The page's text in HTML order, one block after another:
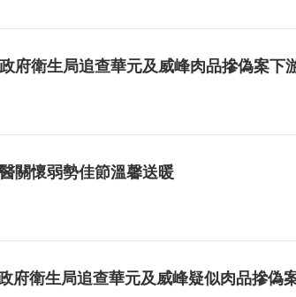
府衛生局追查華元及威峰肉品摻偽案下
關懷弱勢佳節溫馨送暖
府衛生局追查華元及威峰疑似肉品摻偽